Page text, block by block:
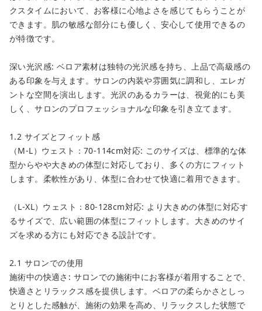
カートに追加しました。
クスタイムにおいて、お客様に心地よさを感じてもらうことが
できます。肌の敏感な部分にも優しく、安心して使用できるの
が特徴です。
深い光沢感: ベロア素材は独特の光沢感を持ち、上品で高級感の
ある印象を与えます。サロンの内装や雰囲気に調和し、エレガ
ントな空間を演出します。光沢のあるカラーは、視覚的にも美
しく、サロンのプロフェッショナルな印象を引き立てます。
1.2 サイズとフィット感
（M-L）ウェスト：70-114cm対応: このサイズは、標準的な体
型からやや大きめの体型に対応しており、多くの方にフィット
します。柔軟性があり、体型に合わせて快適に着用できます。
（L-XL）ウェスト：80-128cm対応: より大きめの体型に対応す
るサイズで、広い範囲の体型にフィットします。大きめのサイ
ズを求める方にも対応できる設計です。
2.1 サロンでの使用
施術中の快適さ: サロンでの施術中にお客様が着用することで、
快適さとリラックス感を提供します。ベロアの柔らかさとしっ
とりとした感触が、施術の効果を高め、リラックスした状態で